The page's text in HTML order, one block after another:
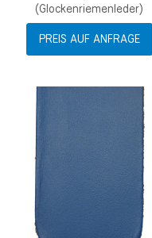
(Glockenriemenleder)
PREIS AUF ANFRAGE